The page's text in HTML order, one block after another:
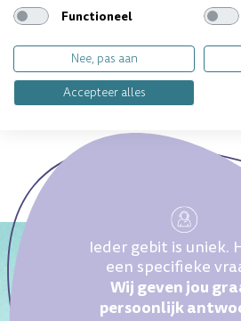
Vragen over dit product? Wij
graag!
Ieder gebit is uniek.
een specifieke
Wij geven jou
persoonlijk
Functioneel
Nee, pas aan
Accepteer alles